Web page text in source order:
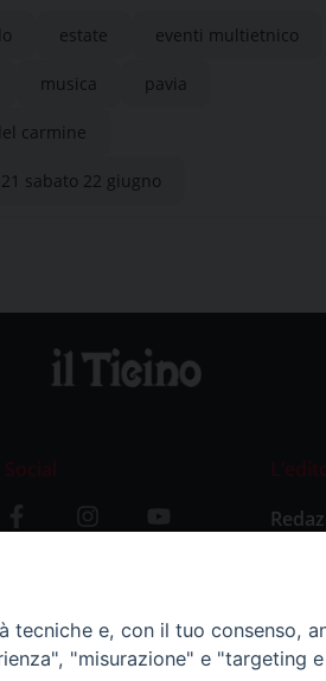
estate eventi multietnico
musica pavia
carmine
sabato 22 giugno
Social
e, con il tuo consenso,
"misurazione" e "targeting